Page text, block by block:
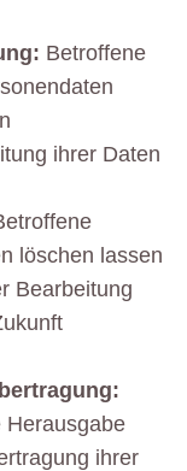
Betroffene
ihrer Daten
löschen lassen
Bearbeitung
Herausgabe
ihrer